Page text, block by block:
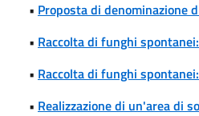
• Proposta di denominazione
• Raccolta di funghi
• Raccolta di funghi
• Realizzazione di un'area di